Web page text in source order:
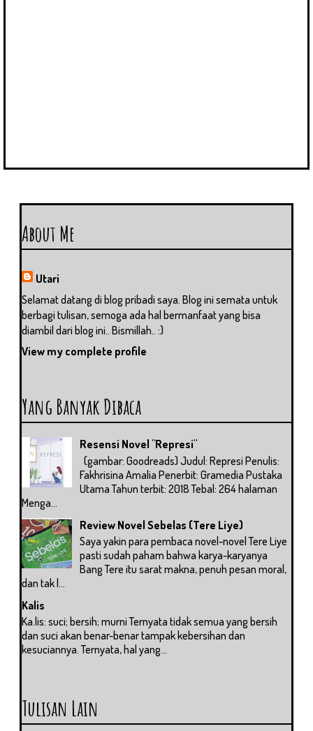
About Me
Utari
Selamat datang di blog pribadi saya. Blog ini semata untuk
berbagi tulisan, semoga ada hal bermanfaat yang bisa
diambil dari blog ini.. Bismillah.. :)
View my complete profile
Yang Banyak Dibaca
Resensi Novel "Represi"
(gambar: Goodreads) Judul: Represi Penulis:
Fakhrisina Amalia Penerbit: Gramedia Pustaka
Utama Tahun terbit: 2018 Tebal: 264 halaman
Menga...
Review Novel Sebelas (Tere Liye)
Saya yakin para pembaca novel-novel Tere Liye
pasti sudah paham bahwa karya-karyanya
Bang Tere itu sarat makna, penuh pesan moral,
dan tak l...
Kalis
Ka.lis: suci; bersih; murni Ternyata tidak semua yang bersih
dan suci akan benar-benar tampak kebersihan dan
kesuciannya. Ternyata, hal yang...
Tulisan Lain